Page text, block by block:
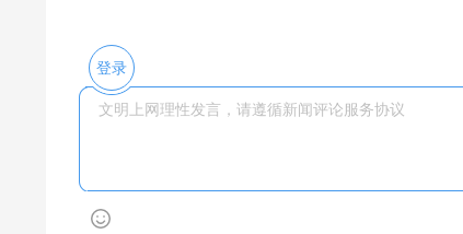
登录